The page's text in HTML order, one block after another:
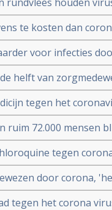
van der Gaag. En
te kosten dan
gericht op de
voor infecties
door hun
kankerpatienten
helft van
bleven gewoon
tegen het
ruim 72.000 mensen
- Covid-19
tegen
minder virus in bloed,
door corona,
tegen het corona